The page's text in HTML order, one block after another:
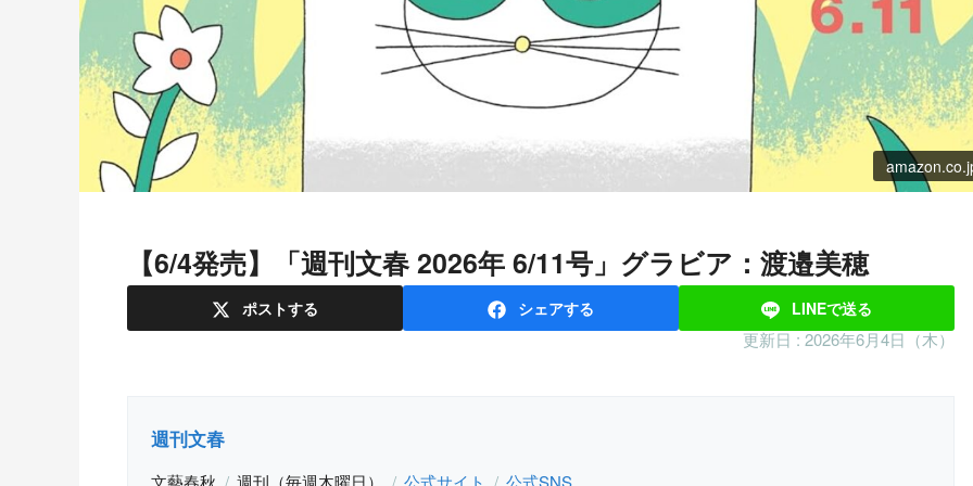
【6/4発売】「週刊文春 2026年 6/11号」グラビア：渡邉美穂
ポストする シェアする LINEで送る
更新日 : 2026年6月4日（木）
週刊文春
文藝春秋 週刊（毎週木曜日） 公式サイト 公式SNS